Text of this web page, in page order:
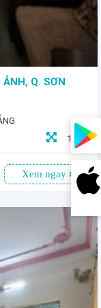
Q. SƠN
116,8
Xem ngay